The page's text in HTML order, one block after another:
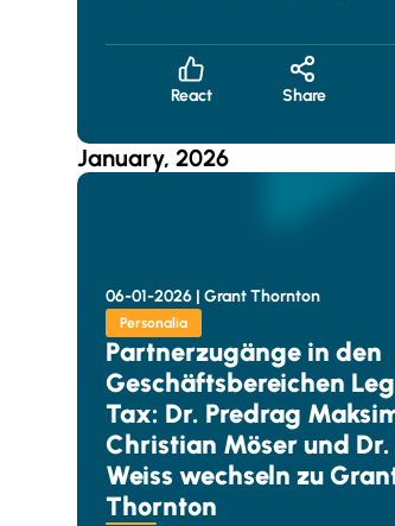
React Share
January, 2026
06-01-2026 | Grant Thornton
Personalia
Partnerzugänge in den
Geschäftsbereichen
Tax: Dr. Predrag
Christian Möser und
Weiss wechseln zu
Thornton